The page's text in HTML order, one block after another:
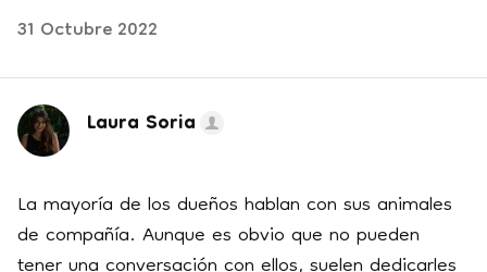
31 Octubre 2022
Laura Soria
La mayoría de los dueños hablan con sus animales
de compañía. Aunque es obvio que no pueden